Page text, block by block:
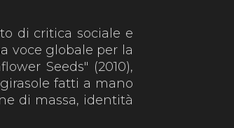
di critica sociale e
voce globale per la
Seeds" (2010),
fatti a mano
di massa, identità